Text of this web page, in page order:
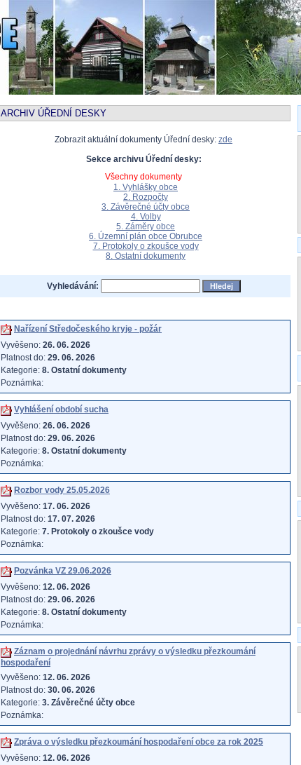
ARCHIV ÚŘEDNÍ DESKY
Zobrazit aktuální dokumenty Úřední desky: zde
Sekce archivu Úřední desky:
Všechny dokumenty
1. Vyhlášky obce
2. Rozpočty
3. Závěrečné účty obce
4. Volby
5. Záměry obce
6. Územní plán obce Obrubce
7. Protokoly o zkoušce vody
8. Ostatní dokumenty
Vyhledávání:
Nařízení Středočeského kryje - požár
Vyvěšeno: 26. 06. 2026
Platnost do: 29. 06. 2026
Kategorie: 8. Ostatní dokumenty
Poznámka:
Vyhlášení období sucha
Vyvěšeno: 26. 06. 2026
Platnost do: 29. 06. 2026
Kategorie: 8. Ostatní dokumenty
Poznámka:
Rozbor vody 25.05.2026
Vyvěšeno: 17. 06. 2026
Platnost do: 17. 07. 2026
Kategorie: 7. Protokoly o zkoušce vody
Poznámka:
Pozvánka VZ 29.06.2026
Vyvěšeno: 12. 06. 2026
Platnost do: 29. 06. 2026
Kategorie: 8. Ostatní dokumenty
Poznámka:
Záznam o projednání návrhu zprávy o výsledku přezkoumání
hospodaření
Vyvěšeno: 12. 06. 2026
Platnost do: 30. 06. 2026
Kategorie: 3. Závěrečné účty obce
Poznámka:
Zpráva o výsledku přezkoumání hospodaření obce za rok 2025
Vyvěšeno: 12. 06. 2026